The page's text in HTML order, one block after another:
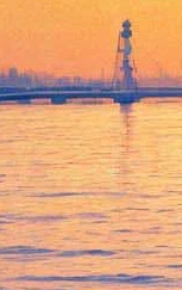
про